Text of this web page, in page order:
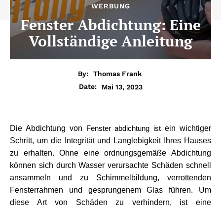
WERBUNG
Fenster Abdichtung: Eine
Vollständige Anleitung
By:
Thomas Frank
Date:
Mai 13, 2023
Die Abdichtung von Fenster abdichtung ist ein wichtiger
Schritt, um die Integrität und Langlebigkeit Ihres Hauses
zu erhalten. Ohne eine ordnungsgemäße Abdichtung
können sich durch Wasser verursachte Schäden schnell
ansammeln und zu Schimmelbildung, verrottenden
Fensterrahmen und gesprungenem Glas führen. Um
diese Art von Schäden zu verhindern, ist eine